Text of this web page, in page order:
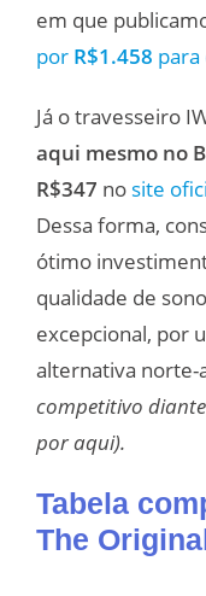
em que
por R$1.458 para
Já o travesseiro
aqui mesmo no
R$347 no site
Dessa forma,
ótimo
qualidade de
excepcional, por
alternativa norte-
competitivo
por aqui).
Tabela
The